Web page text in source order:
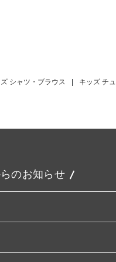
シャツ・ブラウス | キッズ チ
のお知らせ